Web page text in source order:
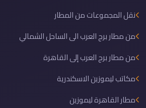
نقل المجموعات من المطار
من مطار برج العرب الى الساحل الشمالي
من مطار برج العرب إلى القاهرة
مكاتب ليموزين الاسكندرية
مطار القاهرة ليموزين